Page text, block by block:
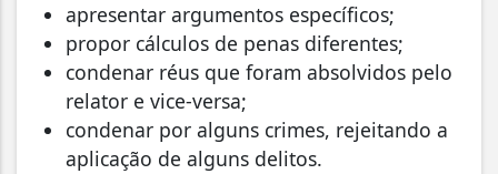
apresentar argumentos específicos;
propor cálculos de penas diferentes;
condenar réus que foram absolvidos pelo
relator e vice-versa;
condenar por alguns crimes, rejeitando a
aplicação de alguns delitos.